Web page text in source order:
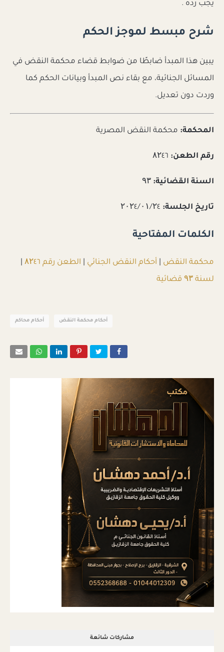
يجب رده .
شرح مبسط لموجز الحكم
يبين هذا المبدأ ضابطًا من ضوابط قضاء محكمة النقض في
المسائل الجنائية، مع بقاء نص المبدأ وبيانات الحكم كما
وردت دون تعديل.
المحكمة: محكمة النقض المصرية
رقم الطعن:
السنة القضائية:
تاريخ الجلسة:
الكلمات المفتاحية
محكمة النقض أحكام النقض الجنائي الطعن رقم ۸۲٤٦
لسنة ۹۳ قضائية
أحكام محاكم أحكام محكمة النقض
مشاركات شائعة